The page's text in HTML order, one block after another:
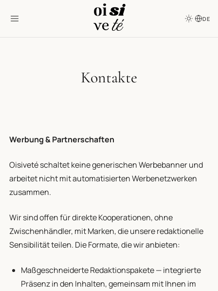
DE
Kontakte
Werbung & Partnerschaften
Oisiveté schaltet keine generischen Werbebanner und
arbeitet nicht mit automatisierten Werbenetzwerken
zusammen.
Wir sind offen für direkte Kooperationen, ohne
Zwischenhändler, mit Marken, die unsere redaktionelle
Sensibilität teilen. Die Formate, die wir anbieten:
Maßgeschneiderte Redaktionspakete — integrierte
Präsenz in den Inhalten, gemeinsam mit Ihnen im